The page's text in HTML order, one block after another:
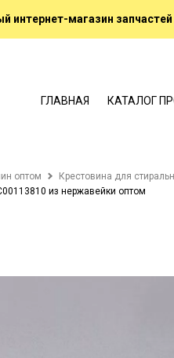
интернет-магазин
ГЛАВНАЯ КАТАЛОГ
оптом
Крестовина для
из нержавейки оптом